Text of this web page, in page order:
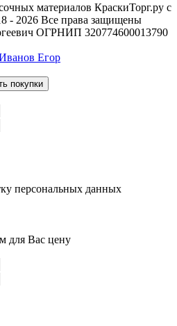
материалов КраскиТорг.ру с
- 2026 Все права защищены
ОГРНИП 320774600013790
Егор
покупки
персональных данных
для Вас цену